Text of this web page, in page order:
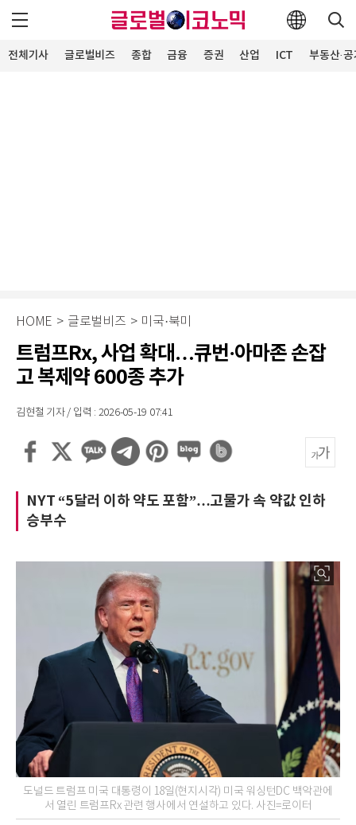
전체기사 글로벌비즈 종합 금융 증권 산업 ICT 부동산·
HOME > 글로벌비즈 > 미국·북미
트럼프Rx, 사업 확대…큐번·아마존 손잡
고 복제약 600종 추가
김현철 기자 / 입력 : 2026-05-19 07:41
NYT “5달러 이하 약도 포함”…고물가 속 약값 인하
승부수
도널드 트럼프 미국 대통령이 18일(현지시각) 미국 워싱턴DC 백악관에
서 열린 트럼프Rx 관련 행사에서 연설하고 있다. 사진=로이터